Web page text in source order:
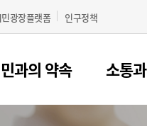
광장플랫폼 인구정책
과의 약속 소통